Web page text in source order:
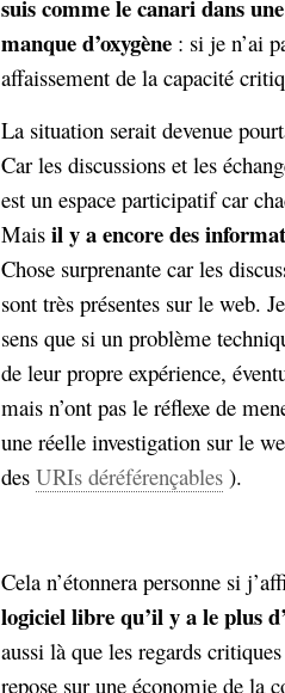
suiscomme le canari dans
manque d’oxygène : si je n’ai
affaissement de la capacité
La situation serait devenue
Car les discussions et les
est un espace participatif car
Mais il y a encore des
Chose surprenante car les
sont très présentes sur le web.
sens que si un problème
de leur propre expérience,
mais n’ont pas le réflexe de
une réelle investigation sur le
des URIs déréférençables ).
Cela n’étonnera personne si
logiciel libre qu’il y a le plus
aussi là que les regards
repose sur une économie de la